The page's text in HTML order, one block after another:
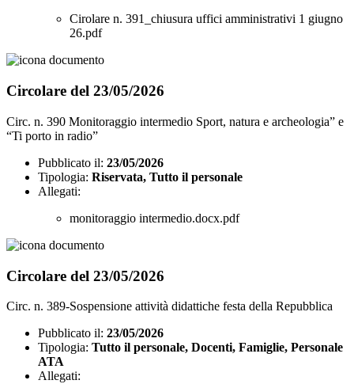
Cirolare n. 391_chiusura uffici amministrativi 1 giugno
26.pdf
Circolare del 23/05/2026
Circ. n. 390 Monitoraggio intermedio Sport, natura e archeologia” e
“Ti porto in radio”
Pubblicato il: 23/05/2026
Tipologia: Riservata, Tutto il personale
Allegati:
monitoraggio intermedio.docx.pdf
Circolare del 23/05/2026
Circ. n. 389-Sospensione attività didattiche festa della Repubblica
Pubblicato il: 23/05/2026
Tipologia: Tutto il personale, Docenti, Famiglie, Personale
ATA
Allegati: